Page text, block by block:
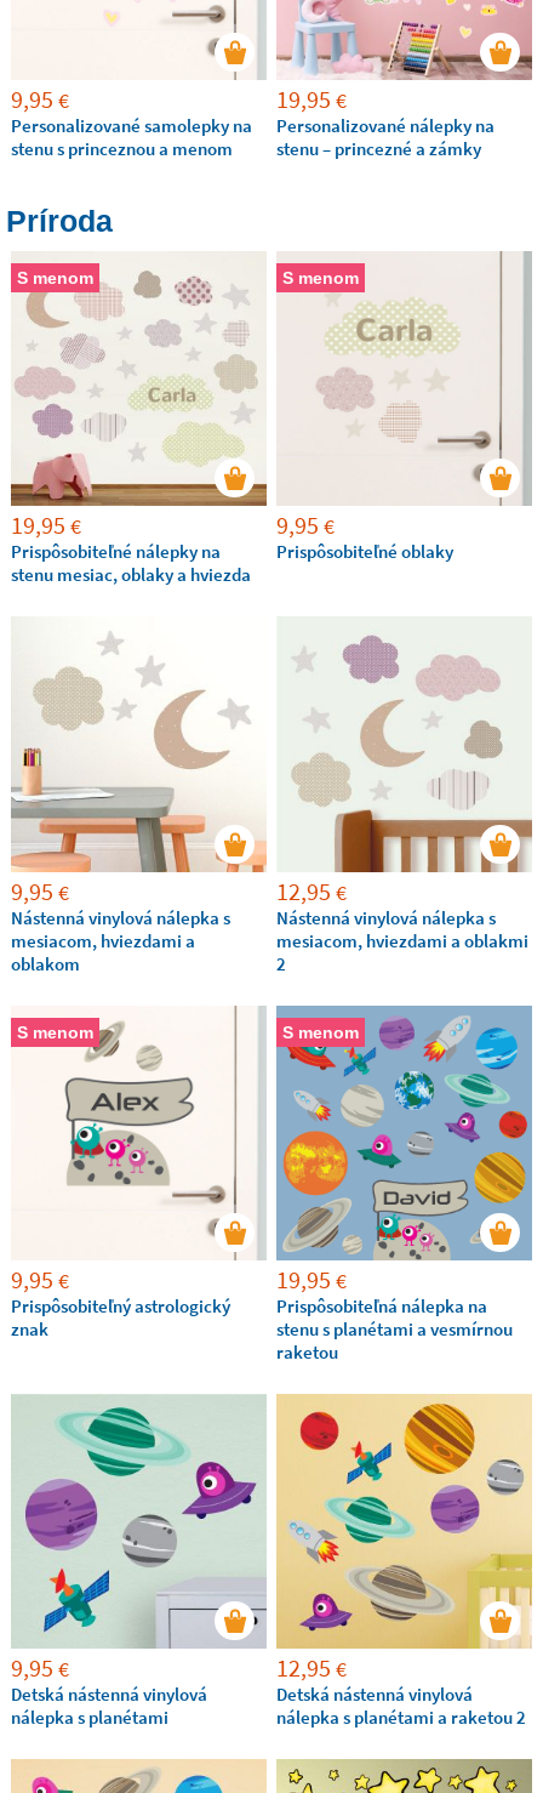
9,95 €
Personalizované samolepky na
stenu s princeznou a menom
19,95 €
Personalizované nálepky na
stenu – princezné a zámky
Príroda
S menom
19,95 €
Prispôsobiteľné nálepky na
stenu mesiac, oblaky a hviezda
S menom
9,95 €
Prispôsobiteľné oblaky
9,95 €
Nástenná vinylová nálepka s
mesiacom, hviezdami a
oblakom
12,95 €
Nástenná vinylová nálepka s
mesiacom, hviezdami a oblakmi
2
S menom
9,95 €
Prispôsobiteľný astrologický
znak
S menom
19,95 €
Prispôsobiteľná nálepka na
stenu s planétami a vesmírnou
raketou
9,95 €
Detská nástenná vinylová
nálepka s planétami
12,95 €
Detská nástenná vinylová
nálepka s planétami a raketou 2